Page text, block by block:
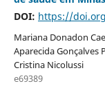
DOI: https://
Mariana Donadon
Aparecida Gonçalves
Cristina Nicolussi
e69389